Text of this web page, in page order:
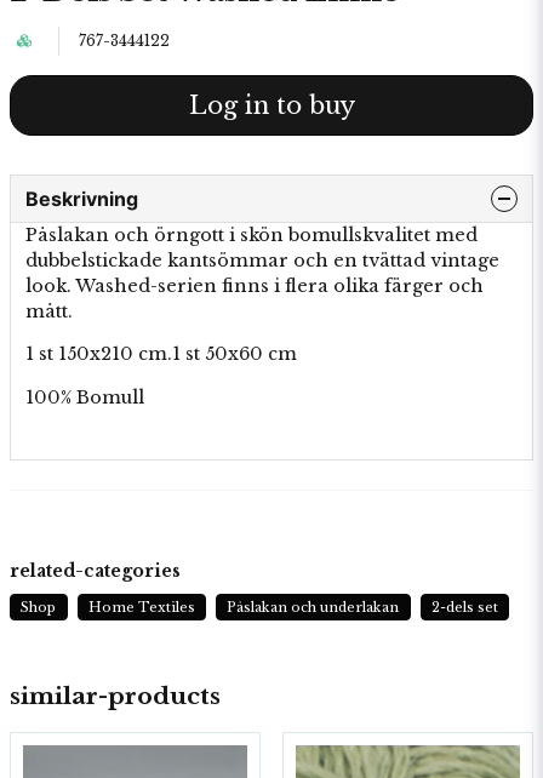
767-3444122
Log in to buy
Beskrivning
Påslakan och örngott i skön bomullskvalitet med
dubbelstickade kantsömmar och en tvättad vintage
look. Washed-serien finns i flera olika färger och
mått.
1 st 150x210 cm.1 st 50x60 cm
100% Bomull
similar-products
related-categories
Shop Home Textiles Påslakan och underlakan 2-dels set